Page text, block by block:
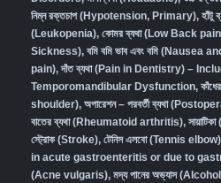
নিম্ন রক্তচাপ (Hypotension, Primary), হাঁটু
(Leukopenia), কোমর ব্যথা (Low Back
Sickness), বমি বমি ভাব এবং বমি (Nausea
pain),দাঁত ব্যথা (Pain in Dentistry) –
Temporomandibular Dysfunction,
shoulder), অপারেশন – পরবর্তী ব্যথা
বাতের ব্যথা (Rheumatoid arthritis),
স্ট্রোক (Stroke), টেনিস এলবো (Tennis elbow)
in acute gastroenteritis or due to
(Acne vulgaris), মদ্য পানের অভ্যাস